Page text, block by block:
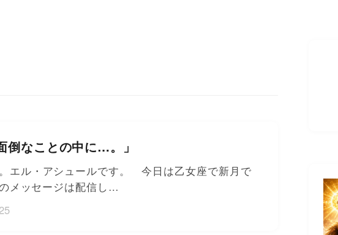
倒なことの中に…。」
エル・アシュールです。 今日は乙女座で新月で
メッセージは配信し…